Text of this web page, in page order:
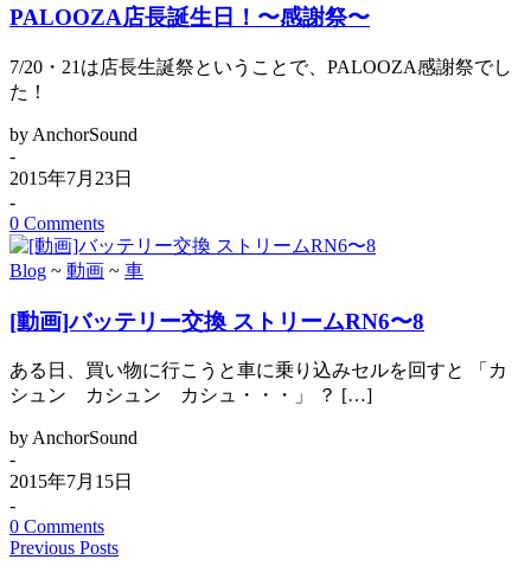
PALOOZA店長誕生日！〜感謝祭〜
7/20・21は店長生誕祭ということで、PALOOZA感謝祭でし
た！
by AnchorSound
-
2015年7月23日
-
0 Comments
Blog ~ 動画 ~ 車
[動画]バッテリー交換 ストリームRN6〜8
ある日、買い物に行こうと車に乗り込みセルを回すと 「カ
シュン カシュン カシュ・・・」 ？ […]
by AnchorSound
-
2015年7月15日
-
0 Comments
Previous Posts